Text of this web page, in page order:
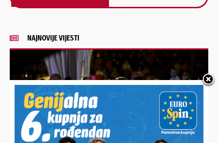
Alternative:
NAJNOVIJE VIJESTI
VESELO U MOLVAMA